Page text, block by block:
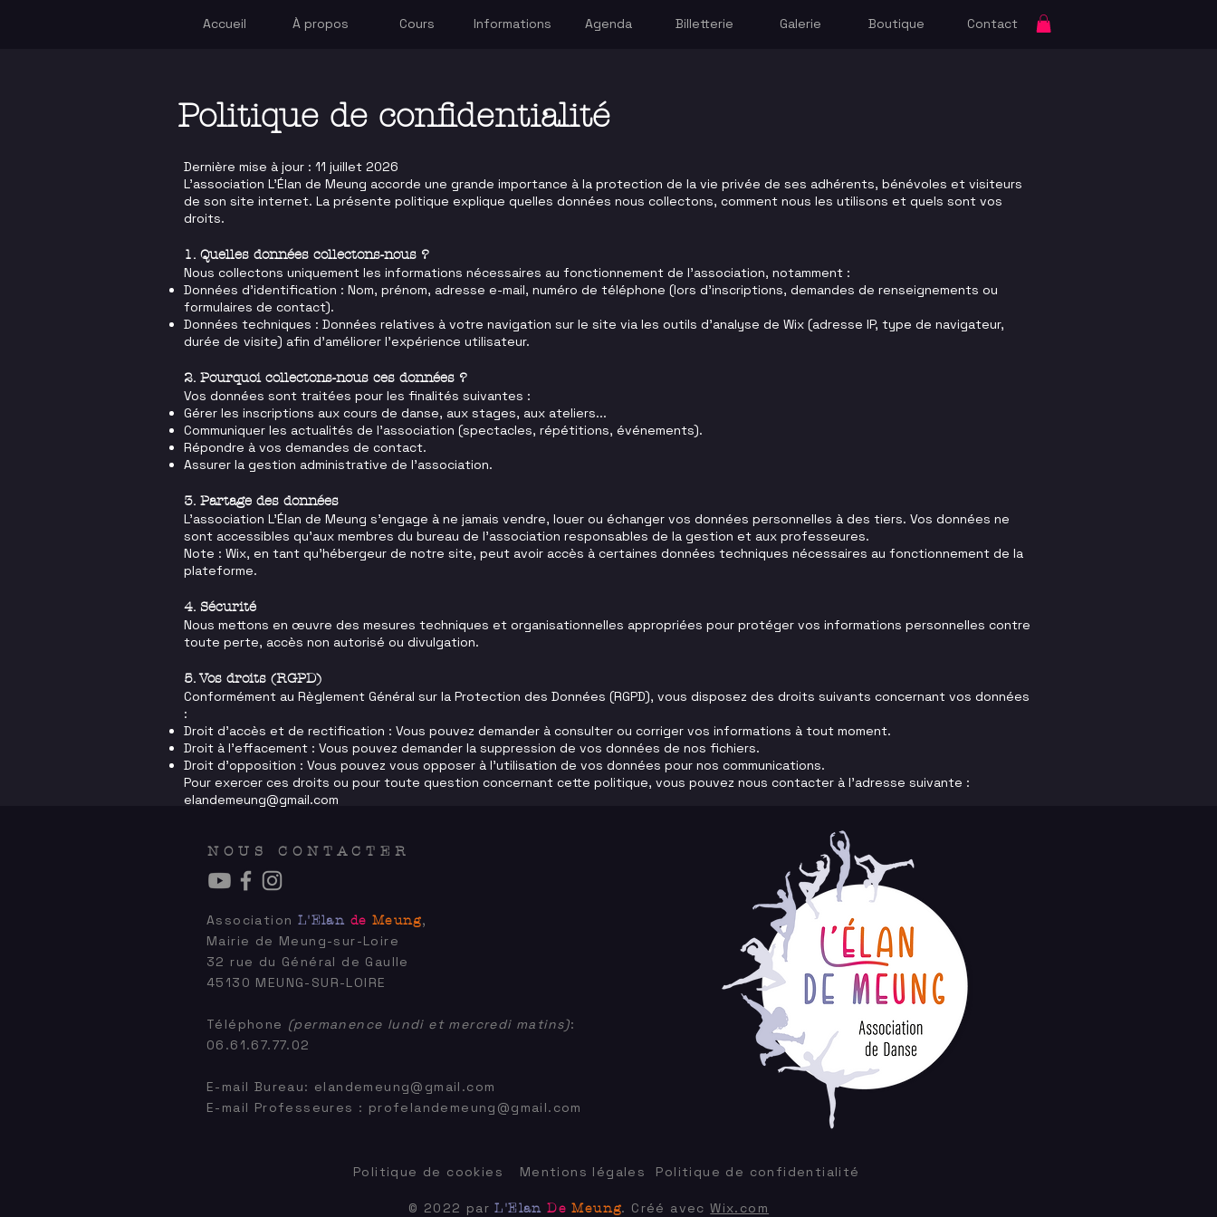
Accueil À propos Cours Informations Agenda Billetterie Galerie Boutique Contact
Politique de confidentialité
Dernière mise à jour : 11 juillet 2026
L'association L'Élan de Meung accorde une grande importance à la protection de la vie privée de ses adhérents, bénévoles et visiteurs
de son site internet. La présente politique explique quelles données nous collectons, comment nous les utilisons et quels sont vos
droits.
1. Quelles données collectons-nous ?
Nous collectons uniquement les informations nécessaires au fonctionnement de l'association, notamment :
Données d'identification : Nom, prénom, adresse e-mail, numéro de téléphone (lors d'inscriptions, demandes de renseignements ou
formulaires de contact).
Données techniques : Données relatives à votre navigation sur le site via les outils d'analyse de Wix (adresse IP, type de navigateur,
durée de visite) afin d'améliorer l'expérience utilisateur.
2. Pourquoi collectons-nous ces données ?
Vos données sont traitées pour les finalités suivantes :
Gérer les inscriptions aux cours de danse, aux stages, aux ateliers...
Communiquer les actualités de l'association (spectacles, répétitions, événements).
Répondre à vos demandes de contact.
Assurer la gestion administrative de l'association.
3. Partage des données
L'association L'Élan de Meung s'engage à ne jamais vendre, louer ou échanger vos données personnelles à des tiers. Vos données ne
sont accessibles qu'aux membres du bureau de l'association responsables de la gestion et aux professeures.
Note : Wix, en tant qu'hébergeur de notre site, peut avoir accès à certaines données techniques nécessaires au fonctionnement de la
plateforme.
4. Sécurité
Nous mettons en œuvre des mesures techniques et organisationnelles appropriées pour protéger vos informations personnelles contre
toute perte, accès non autorisé ou divulgation.
5. Vos droits (RGPD)
Conformément au Règlement Général sur la Protection des Données (RGPD), vous disposez des droits suivants concernant vos données
:
Droit d'accès et de rectification : Vous pouvez demander à consulter ou corriger vos informations à tout moment.
Droit à l'effacement : Vous pouvez demander la suppression de vos données de nos fichiers.
Droit d'opposition : Vous pouvez vous opposer à l'utilisation de vos données pour nos communications.
Pour exercer ces droits ou pour toute question concernant cette politique, vous pouvez nous contacter à l'adresse suivante :
elandemeung@gmail.com
NOUS CONTACTER
Association L'Elan de Meung,
Mairie de Meung-sur-Loire
32 rue du Général de Gaulle
45130 MEUNG-SUR-LOIRE
Téléphone (permanence lundi et mercredi matins):
06.61.67.77.02
E-mail Bureau: elandemeung@gmail.com
E-mail Professeures : profelandemeung@gmail.com
Politique de cookies Mentions légales Politique de confidentialité
© 2022 parL'Elan De Meung. Créé avecWix.com